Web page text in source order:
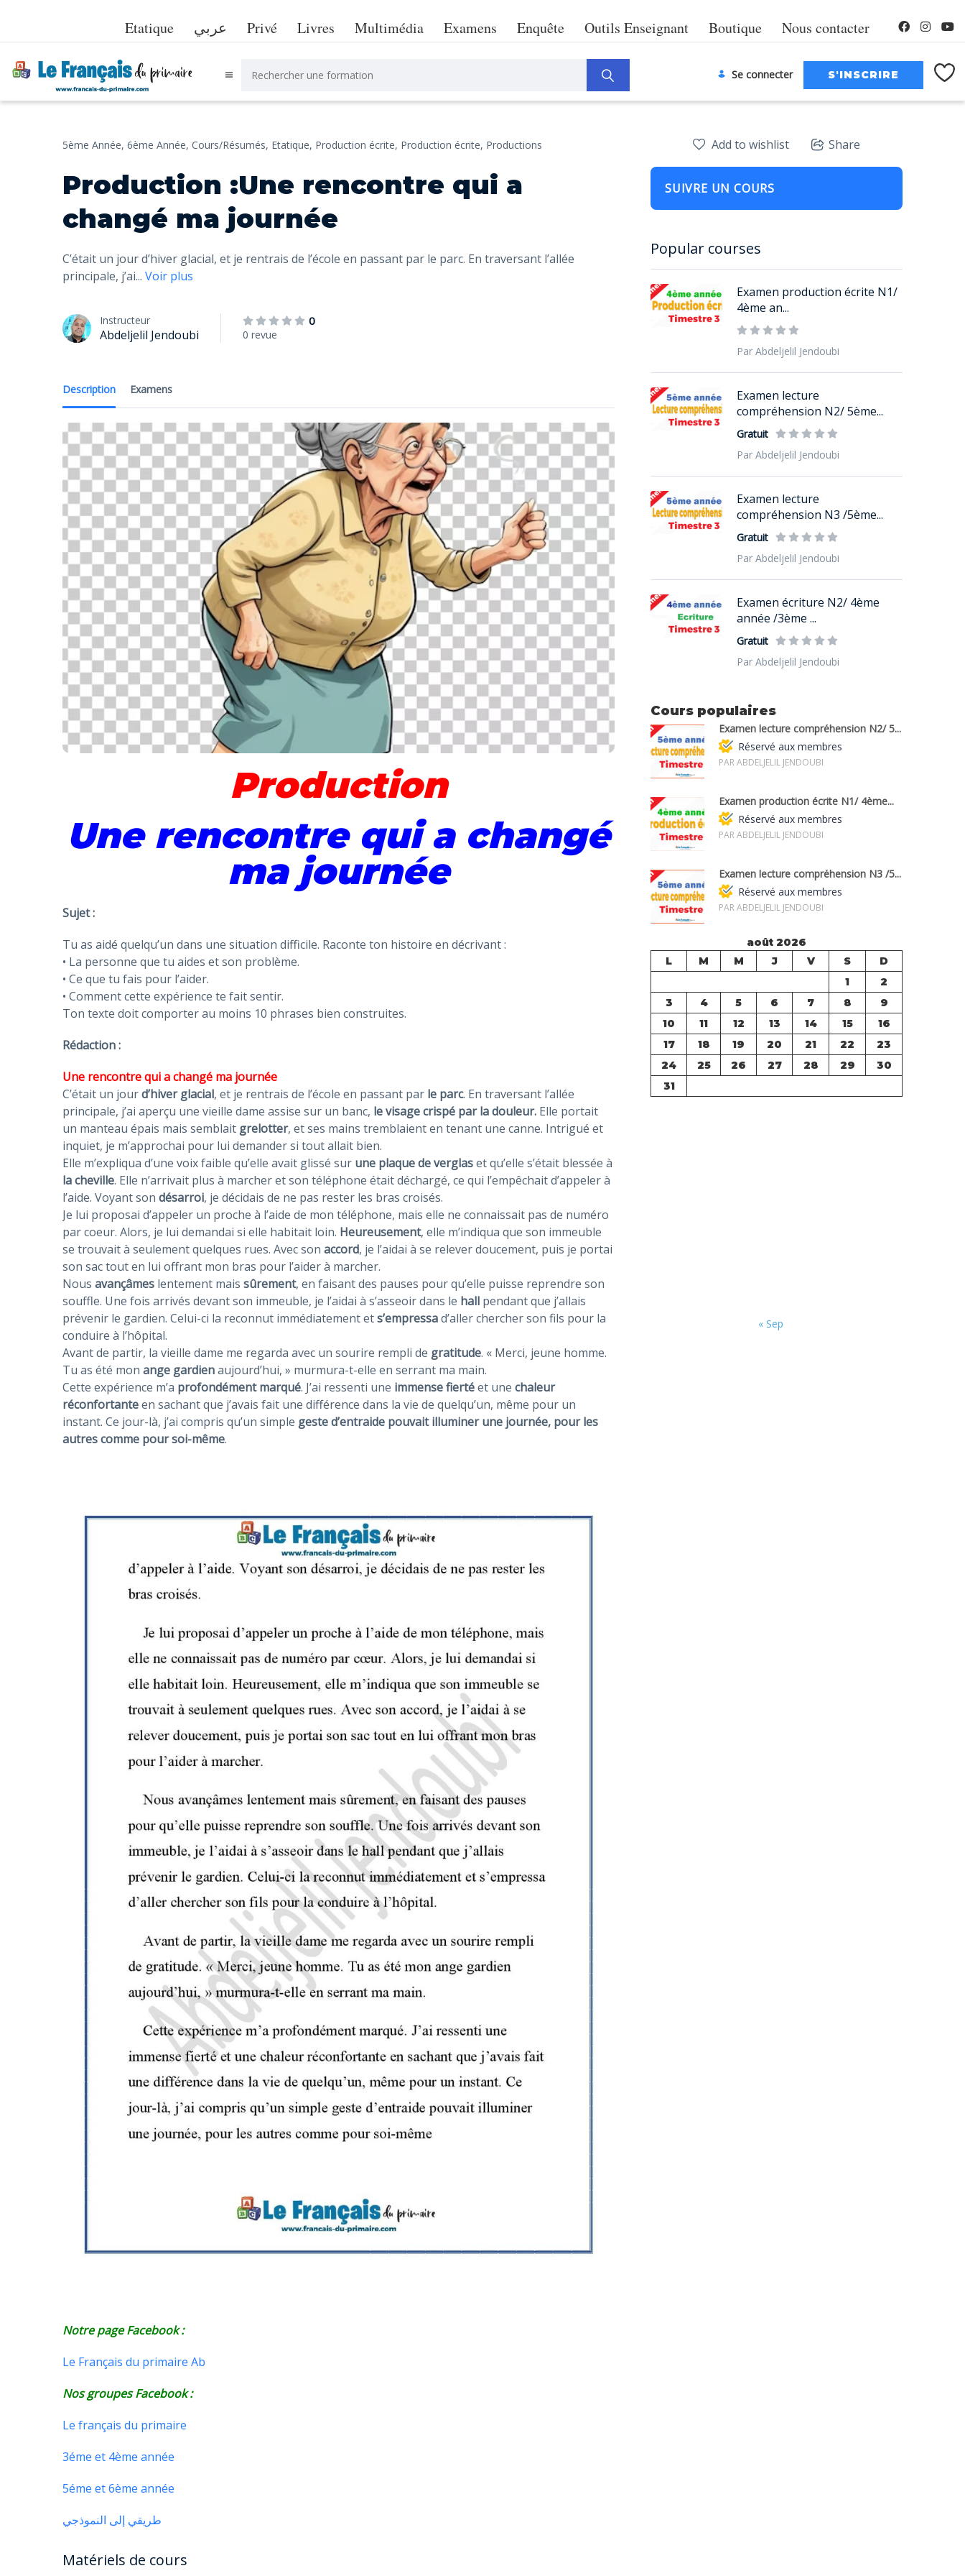
Etatique عربي Privé Livres Multimédia Examens Enquête Outils Enseignant Boutique Nous contacter
Se connecter
5ème Année, 6ème Année, Cours/Résumés, Etatique, Production écrite, Production écrite, Productions
Production :Une rencontre qui a
changé ma journée
C’était un jour d’hiver glacial, et je rentrais de l’école en passant par le parc. En traversant l’allée
principale, j’ai... Voir plus
Instructeur
Abdeljelil Jendoubi
0
0 revue
Description Examens
Production
Une rencontre qui a changé
ma journée
Sujet :
Tu as aidé quelqu’un dans une situation difficile. Raconte ton histoire en décrivant :
• La personne que tu aides et son problème.
• Ce que tu fais pour l’aider.
• Comment cette expérience te fait sentir.
Ton texte doit comporter au moins 10 phrases bien construites.
Rédaction :
Une rencontre qui a changé ma journée
C’était un jourd’hiver glacial, et je rentrais de l’école en passant par le parc. En traversant l’allée
principale, j’ai aperçu une vieille dame assise sur un banc, le visage crispé par la douleur. Elle portait
un manteau épais mais semblait grelotter, et ses mains tremblaient en tenant une canne. Intrigué et
inquiet, je m’approchai pour lui demander si tout allait bien.
Elle m’expliqua d’une voix faible qu’elle avait glissé sur une plaque de verglaset qu’elle s’était blessée à
la cheville. Elle n’arrivait plus à marcher et son téléphone était déchargé, ce qui l’empêchait d’appeler à
l’aide. Voyant son désarroi, je décidais de ne pas rester les bras croisés.
Je lui proposai d’appeler un proche à l’aide de mon téléphone, mais elle ne connaissait pas de numéro
par coeur. Alors, je lui demandai si elle habitait loin. Heureusement, elle m’indiqua que son immeuble
se trouvait à seulement quelques rues. Avec son accord, je l’aidai à se relever doucement, puis je portai
son sac tout en lui offrant mon bras pour l’aider à marcher.
Nous avançâmes lentement mais sûrement, en faisant des pauses pour qu’elle puisse reprendre son
souffle. Une fois arrivés devant son immeuble, je l’aidai à s’asseoir dans le hall pendant que j’allais
prévenir le gardien. Celui-ci la reconnut immédiatement ets’empressad’aller chercher son fils pour la
conduire à l’hôpital.
Avant de partir, la vieille dame me regarda avec un sourire rempli de gratitude. « Merci, jeune homme.
Tu as été mon ange gardienaujourd’hui, » murmura-t-elle en serrant ma main.
Cette expérience m’a profondément marqué. J’ai ressenti une immense fiertéet une chaleur
réconfortanteen sachant que j’avais fait une différence dans la vie de quelqu’un, même pour un
instant. Ce jour-là, j’ai compris qu’un simple geste d’entraide pouvait illuminer une journée, pour les
autres comme pour soi-même.
Notre page Facebook :
Le Français du primaire Ab
Nos groupes Facebook :
Le français du primaire
3éme et 4ème année
5éme et 6ème année
طريقي إلى النموذجي
Matériels de cours
Add to wishlist Share
SUIVRE UN COURS
Popular courses
Examen production écrite N1/
4ème an...
Par Abdeljelil Jendoubi
Examen lecture
compréhension N2/ 5ème...
Gratuit
Par Abdeljelil Jendoubi
Examen lecture
compréhension N3 /5ème...
Gratuit
Par Abdeljelil Jendoubi
Examen écriture N2/ 4ème
année /3ème ...
Gratuit
Par Abdeljelil Jendoubi
Cours populaires
Examen lecture compréhension N2/ 5...
Réservé aux membres
PAR ABDELJELIL JENDOUBI
Examen production écrite N1/ 4ème...
Réservé aux membres
PAR ABDELJELIL JENDOUBI
Examen lecture compréhension N3 /5...
Réservé aux membres
PAR ABDELJELIL JENDOUBI
août 2026
L
M M J V S
D
1
2
3
4 5 6 7 8
9
10
11 12 13 14 15
16
17
18 19 20 21 22
23
24
25 26 27 28 29
30
31
« Sep